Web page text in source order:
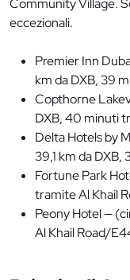
Community Village.
eccezionali.
Premier Inn
km da DXB, 39
Copthorne
DXB, 40 minuti
Delta Hotels by
39,1 km da
Fortune Park
tramite Al Khail
Peony Hotel —
Al Khail Road/